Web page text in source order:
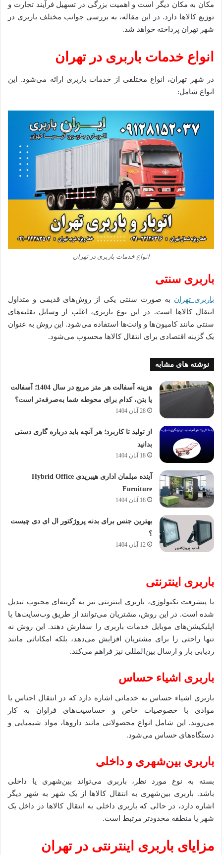
مکان به مکان دیگر است و اهمیت بزرگی در تسهیل فرآیند تجارت و
توزیع کالاها دارد. در این مقاله، به بررسی جوانب مختلف باربری در
شهر تهران پرداخته خواهد شد.
انواع خدمات باربری در تهران
در شهر تهران، انواع مختلفی از خدمات باربری ارائه می‌شود. این
انواع شامل:
انواع خدمات باربری در تهران
باربری سنتی
باربری تهران به صورت سنتی یکی از روش‌های قدیمی و متداول
انتقال کالاها است. در این نوع باربری، اغلب از وسایل نقلیه‌های
سنتی مانند کامیون‌ها و وانت‌ها استفاده می‌شود. این روش به عنوان
یک گزینه اقتصادی برای انتقال کالاها محسوب می‌شود.
نوشته های مشابه
هزینه آسفالت هر متر مربع در سال 1404؛ آسفالت
یا بتن، کدام برای محوطه شما به‌صرفه‌تر است؟
28 آبان 1404
از تولید تا کاربرد؛ هر آنچه باید درباره گاری دستی
بدانید
18 آبان 1404
آینده مبلمان اداری هیبریدی Hybrid Office
Furniture
18 آبان 1404
بهترین جنس برای بدنه پروژکتور ال ای دی چیست
؟
12 آبان 1404
باربری اینترنتی
با پیشرفت تکنولوژی، باربری اینترنتی نیز به گزینه‌ای محبوب تبدیل
شده است. در این روش، مشتریان می‌توانند از طریق وب‌سایت‌ها یا
اپلیکیشن‌های موبایل خدمات باربری را سفارش دهند. این روش نه
تنها راحتی را برای مشتریان افزایش می‌دهد، بلکه امکاناتی مانند
ردیابی بار و ارسال بین‌المللی نیز فراهم می‌کند.
باربری اشیاء حساس
باربری اشیاء حساس به خدماتی اشاره دارد که در انتقال اجناس یا
موادی با خصوصیات خاص و حساسیت‌های فراوان به کار
می‌روند. این شامل انواع محصولاتی مانند داروها، مواد شیمیایی و
دستگاه‌های حساس می‌شود.
باربری بین‌شهری و داخلی
بسته به نوع مورد نظر، باربری می‌تواند بین‌شهری یا داخلی
باشد. باربری بین‌شهری به انتقال کالاها از یک شهر به شهر دیگر
اشاره دارد، در حالی که باربری داخلی به انتقال کالاها در داخل یک
شهر یا منطقه محدودتر مرتبط است.
مزایای باربری اینترنتی در تهران